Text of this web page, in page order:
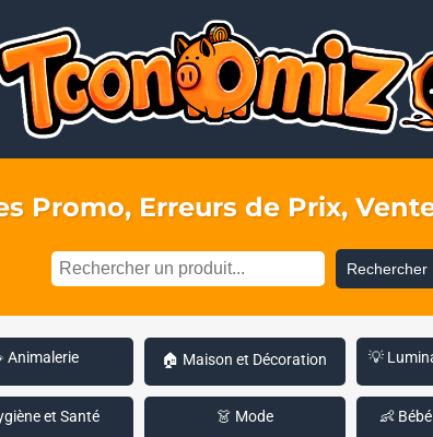
Promo, Erreurs de Prix,
Rechercher
Animalerie 🏠 Maison et Décoration 💡
et Santé 👗 Mode 👶